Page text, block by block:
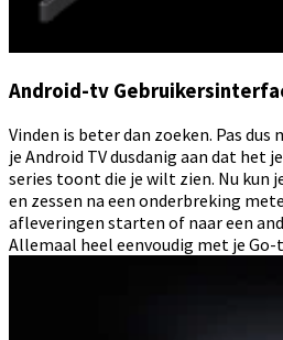
Android-tv
Vinden is beter dan zoeken. Pas
je Android TV dusdanig aan dat het
series toont die je wilt zien. Nu kun
en zessen na een onderbreking
afleveringen starten of naar een
Allemaal heel eenvoudig met je